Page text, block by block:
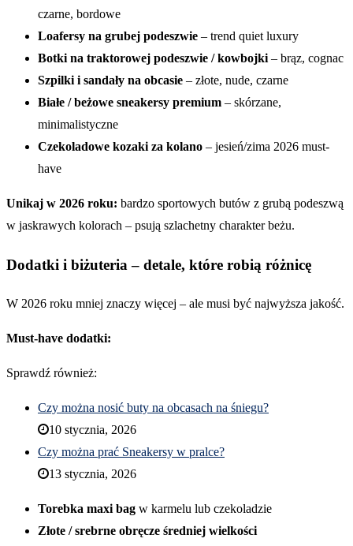
czarne, bordowe
Loafersy na grubej podeszwie – trend quiet luxury
Botki na traktorowej podeszwie / kowbojki – brąz, cognac
Szpilki i sandały na obcasie – złote, nude, czarne
Białe / beżowe sneakersy premium – skórzane,
minimalistyczne
Czekoladowe kozaki za kolano – jesień/zima 2026 must-
have
Unikaj w 2026 roku: bardzo sportowych butów z grubą podeszwą
w jaskrawych kolorach – psują szlachetny charakter beżu.
Dodatki i biżuteria – detale, które robią różnicę
W 2026 roku mniej znaczy więcej – ale musi być najwyższa jakość.
Must-have dodatki:
Sprawdź również:
Czy można nosić buty na obcasach na śniegu?
10 stycznia, 2026
Czy można prać Sneakersy w pralce?
13 stycznia, 2026
Torebka maxi bag w karmelu lub czekoladzie
Złote / srebrne obręcze średniej wielkości